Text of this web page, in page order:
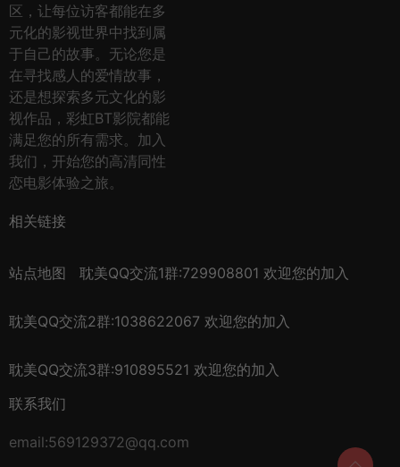
区，让每位访客都能在多
元化的影视世界中找到属
于自己的故事。无论您是
在寻找感人的爱情故事，
还是想探索多元文化的影
视作品，彩虹BT影院都能
满足您的所有需求。加入
我们，开始您的高清同性
恋电影体验之旅。
相关链接
站点地图 耽美QQ交流1群:729908801 欢迎您的加入
耽美QQ交流2群:1038622067 欢迎您的加入
耽美QQ交流3群:910895521 欢迎您的加入
联系我们
email:569129372@qq.com